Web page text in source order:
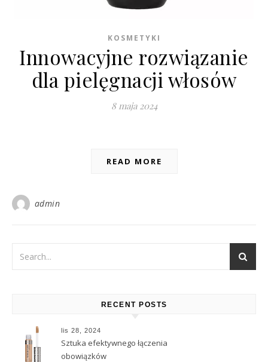
KOSMETYKI
Innowacyjne rozwiązanie
dla pielęgnacji włosów
8 maja 2024
READ MORE
admin
RECENT POSTS
lis 28, 2024
Sztuka efektywnego łączenia
obowiązków